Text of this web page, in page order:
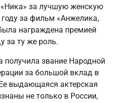
за лучшую женскую
за фильм «Анжелика,
награждена премией
за ту же роль.
получила звание Народной
за большой вклад в
выдающаяся актерская
не только в России,